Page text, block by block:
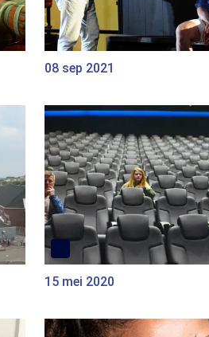
08 sep 2021
15 mei 2020